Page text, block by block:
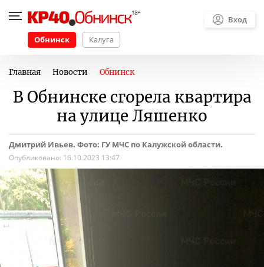
Обнинск Калуга
Вход
Главная Новости Обнинск
В Обнинске сгорела квартира
на улице Ляшенко
Дмитрий Ивьев. Фото: ГУ МЧС по Калужской области.
Опубликовано: 16.10.2023 13:47